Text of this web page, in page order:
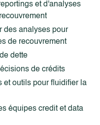
et d'analyses
des analyses pour
de recouvrement
dette
de crédits
et outils pour fluidifier la
équipes credit et data